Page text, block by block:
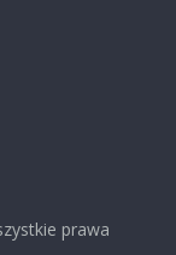
prawa